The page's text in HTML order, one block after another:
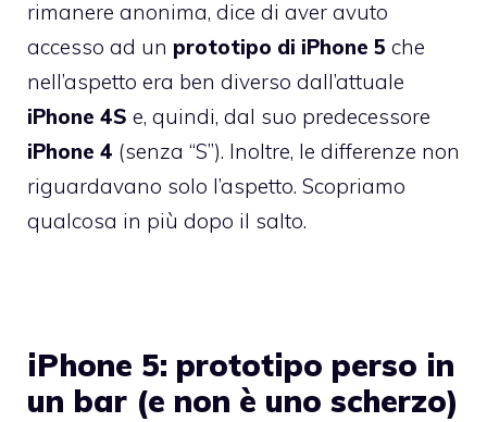
rimanere anonima, dice di aver avuto
accesso ad un prototipo di iPhone 5 che
nell’aspetto era ben diverso dall’attuale
iPhone 4S e, quindi, dal suo predecessore
iPhone 4 (senza “S”). Inoltre, le differenze non
riguardavano solo l’aspetto. Scopriamo
qualcosa in più dopo il salto.
iPhone 5: prototipo perso in
un bar (e non è uno scherzo)